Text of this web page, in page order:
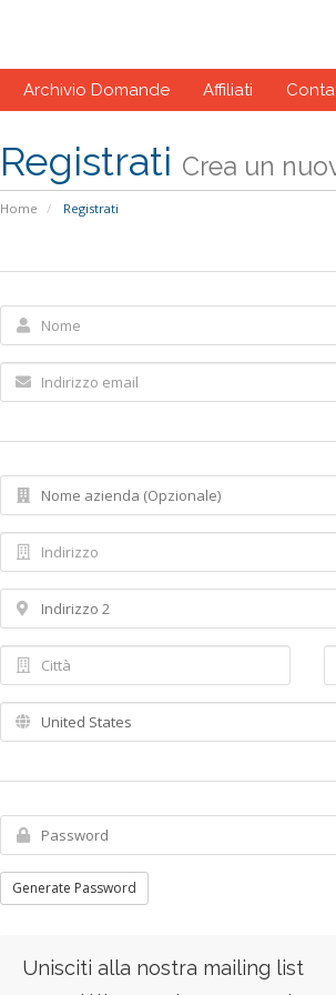
Archivio Domande Affiliati
Registrati Crea un
Home Registrati
Generate Password
Unisciti alla nostra mailing list